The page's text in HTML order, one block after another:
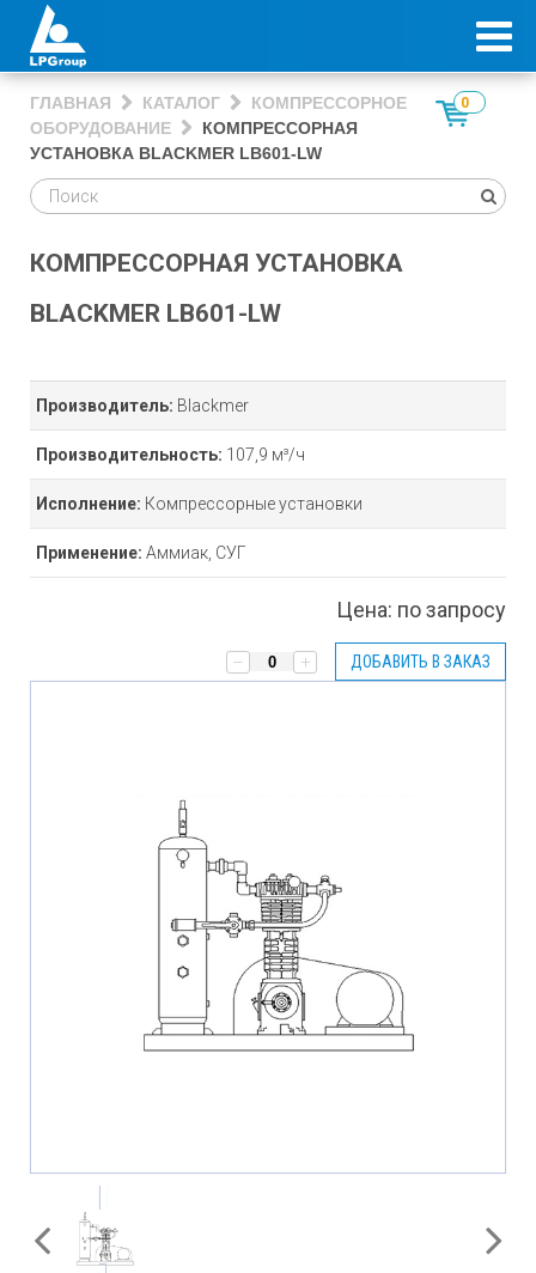
ГЛАВНАЯ КАТАЛОГ
КОМПРЕССОРНОЕ
ОБОРУДОВАНИЕ
КОМПРЕССОРНАЯ
УСТАНОВКА BLACKMER LB601-LW
0
КОМПРЕССОРНАЯ УСТАНОВКА
BLACKMER LB601-LW
Производитель: Blackmer
Производительность: 107,9 м³/ч
Исполнение: Компрессорные установки
Применение: Аммиак, СУГ
Цена: по запросу
ДОБАВИТЬ В ЗАКАЗ